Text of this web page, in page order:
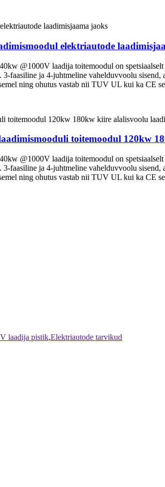
elektriautode
@1000V laadija toitemoodul on
faasiline ja 4-juhtmeline vahelduvvoolu
ning ohutus vastab nii TUV UL kui ka CE
toitemoodul 120kw
@1000V laadija toitemoodul on
faasiline ja 4-juhtmeline vahelduvvoolu
ning ohutus vastab nii TUV UL kui ka CE
laadija pistik,Elektriautode tarvikud